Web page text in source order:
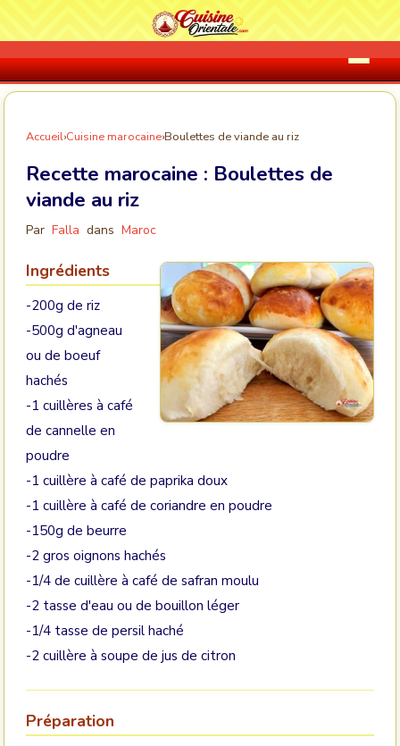
Accueil›Cuisine marocaine›Boulettes de viande au riz
Recette marocaine : Boulettes de
viande au riz
Par Falla dans Maroc
Ingrédients
-200g de riz
-500g d'agneau
ou de boeuf
hachés
-1 cuillères à café
de cannelle en
poudre
-1 cuillère à café de paprika doux
-1 cuillère à café de coriandre en poudre
-150g de beurre
-2 gros oignons hachés
-1/4 de cuillère à café de safran moulu
-2 tasse d'eau ou de bouillon léger
-1/4 tasse de persil haché
-2 cuillère à soupe de jus de citron
Préparation